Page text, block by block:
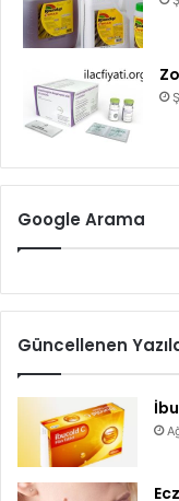
Google Arama
Güncellenen